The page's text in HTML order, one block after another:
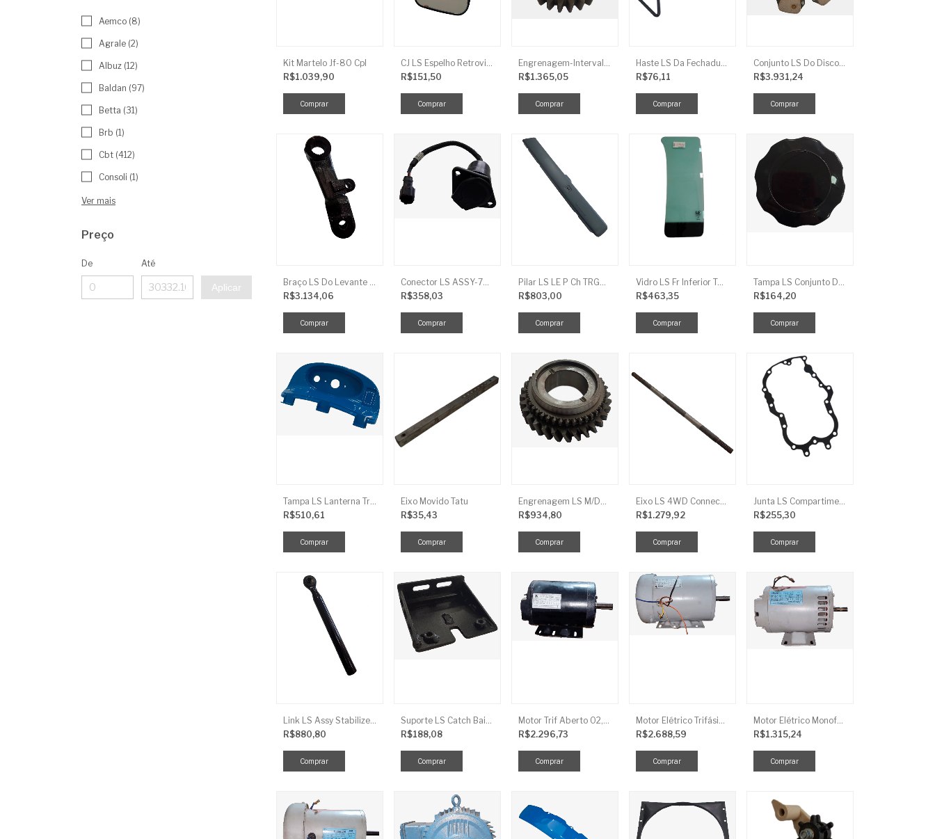
Aemco (8)
Agrale (2)
Albuz (12)
Baldan (97)
Betta (31)
Brb (1)
Cbt (412)
Consoli (1)
Ver mais
Preço
De Até
Aplicar
Kit Martelo Jf-80 Cpl
R$1.039,90
CJ LS Espelho Retrovisor
R$151,50
Engrenagem-Intervalo Contador Direção-TR
R$1.365,05
Haste LS Da Fechadura TRG 830
R$76,11
Conjunto LS Do Disco De Embreagem TRG250
R$3.931,24
Braço LS Do Levante Direito P/Cilindro
R$3.134,06
Conector LS ASSY-7P(ASAE) TRG730FCI
R$358,03
Pilar LS LE P Ch TRG864FCI
R$803,00
Vidro LS Fr Inferior TGR863
R$463,35
Tampa LS Conjunto De Combustivel G040FCI
R$164,20
Tampa LS Lanterna Traseira Direita
R$510,61
Eixo Movido Tatu
R$35,43
Engrenagem LS M/DRV 3ª TRG 281
R$934,80
Eixo LS 4WD Connect TRG2888
R$1.279,92
Junta LS Compartimento Traseiro EGQ155
R$255,30
Link LS Assy Stabilize FG896
R$880,80
Suporte LS Catch Baixa
R$188,08
Motor Trif Aberto 02,00CV 4P
R$2.296,73
Motor Elétrico Trifásico Semi-Blindado 2CV 4 Polos IP44
R$2.688,59
Motor Elétrico Monofásico Aberto 0,5CV 4 Polos
R$1.315,24